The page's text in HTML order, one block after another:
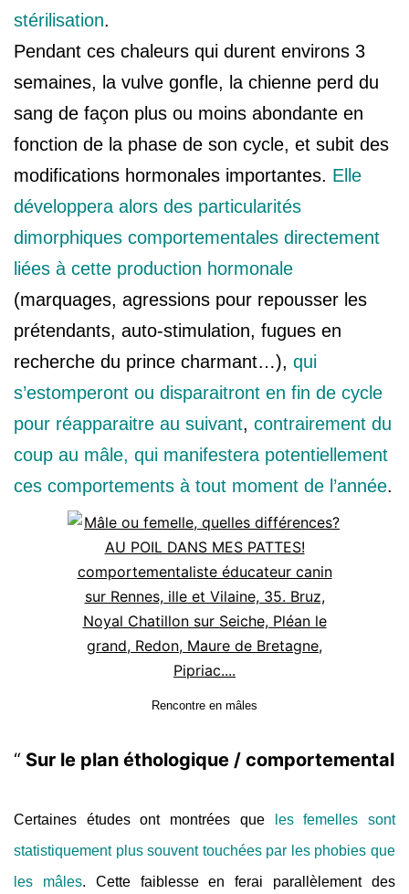
stérilisation.
Pendant ces chaleurs qui durent environs 3
semaines, la vulve gonfle, la chienne perd du
sang de façon plus ou moins abondante en
fonction de la phase de son cycle, et subit des
modifications hormonales importantes. Elle
développera alors des particularités
dimorphiques comportementales directement
liées à cette production hormonale
(marquages, agressions pour repousser les
prétendants, auto-stimulation, fugues en
recherche du prince charmant…), qui
s’estomperont ou disparaitront en fin de cycle
pour réapparaitre au suivant, contrairement du
coup au mâle, qui manifestera potentiellement
ces comportements à tout moment de l’année.
Rencontre en mâles
Sur le plan éthologique / comportemental
Certaines études ont montrées que
les femelles sont
statistiquement plus souvent touchées par les phobies que
les mâles. Cette faiblesse en ferai parallèlement des